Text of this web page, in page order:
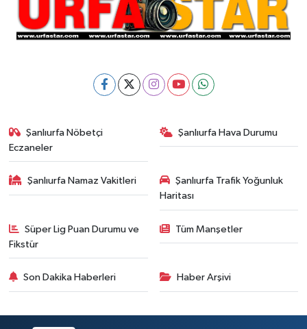
Şanlıurfa Nöbetçi
Eczaneler
Şanlıurfa Hava Durumu
Şanlıurfa Namaz Vakitleri
Şanlıurfa Trafik Yoğunluk
Haritası
Süper Lig Puan Durumu ve
Fikstür
Tüm Manşetler
Son Dakika Haberleri Haber Arşivi